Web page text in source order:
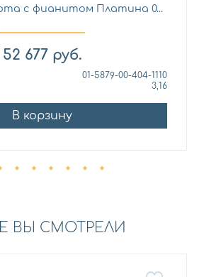
с фианитом Платина 0...
52 677 руб.
01-5879-00-404-1110
3,16
В корзину
ВЫ СМОТРЕЛИ